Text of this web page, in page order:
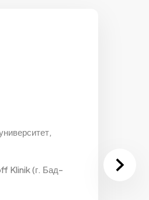
Klinik (г. Бад-